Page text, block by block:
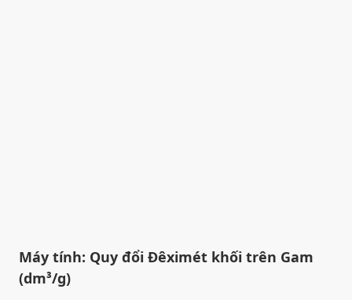
Máy tính: Quy đổi Đêximét khối trên Gam
(dm³/g)